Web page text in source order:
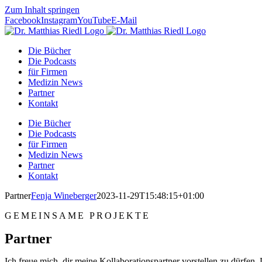
Zum Inhalt springen
FacebookInstagramYouTubeE-Mail
Die Bücher
Die Podcasts
für Firmen
Medizin News
Partner
Kontakt
Die Bücher
Die Podcasts
für Firmen
Medizin News
Partner
Kontakt
PartnerFenja Wineberger2023-11-29T15:48:15+01:00
GEMEINSAME PROJEKTE
Partner